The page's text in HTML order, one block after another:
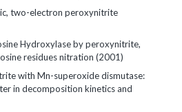
two-electron peroxynitrite
Hydroxylase by peroxynitrite,
residues nitration (2001)
with Mn-superoxide dismutase:
in decomposition kinetics and